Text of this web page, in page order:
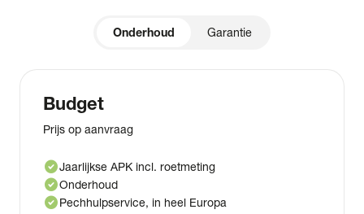
Onderhoud Garantie
Budget
Prijs op aanvraag
check_circleJaarlijkse APK incl. roetmeting
check_circleOnderhoud
check_circlePechhulpservice, in heel Europa